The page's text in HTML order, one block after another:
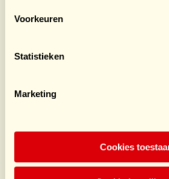
Voorkeuren
Statistieken
Marketing
Cookies